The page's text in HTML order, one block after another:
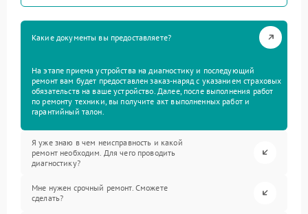
Какие документы вы предоставляете?
На этапе приема устройства на диагностику и последующий
ремонт вам будет предоставлен заказ-наряд с указанием страховых
обязательств на ваше устройство. Далее, после выполнения работ
по ремонту техники, вы получите акт выполненных работ и
гарантийный талон.
Я уже знаю в чем неисправность и какой
ремонт необходим. Для чего проводить
диагностику?
Мне нужен срочный ремонт. Сможете
сделать?